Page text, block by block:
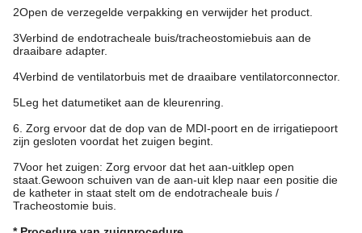
2Open de verzegelde verpakking en verwijder het product.
3Verbind de endotracheale buis/tracheostomiebuis aan de
draaibare adapter.
4Verbind de ventilatorbuis met de draaibare ventilatorconnector.
5Leg het datumetiket aan de kleurenring.
6. Zorg ervoor dat de dop van de MDI-poort en de irrigatiepoort
zijn gesloten voordat het zuigen begint.
7Voor het zuigen: Zorg ervoor dat het aan-uitklep open
staat.Gewoon schuiven van de aan-uit klep naar een positie die
de katheter in staat stelt om de endotracheale buis /
Tracheostomie buis.